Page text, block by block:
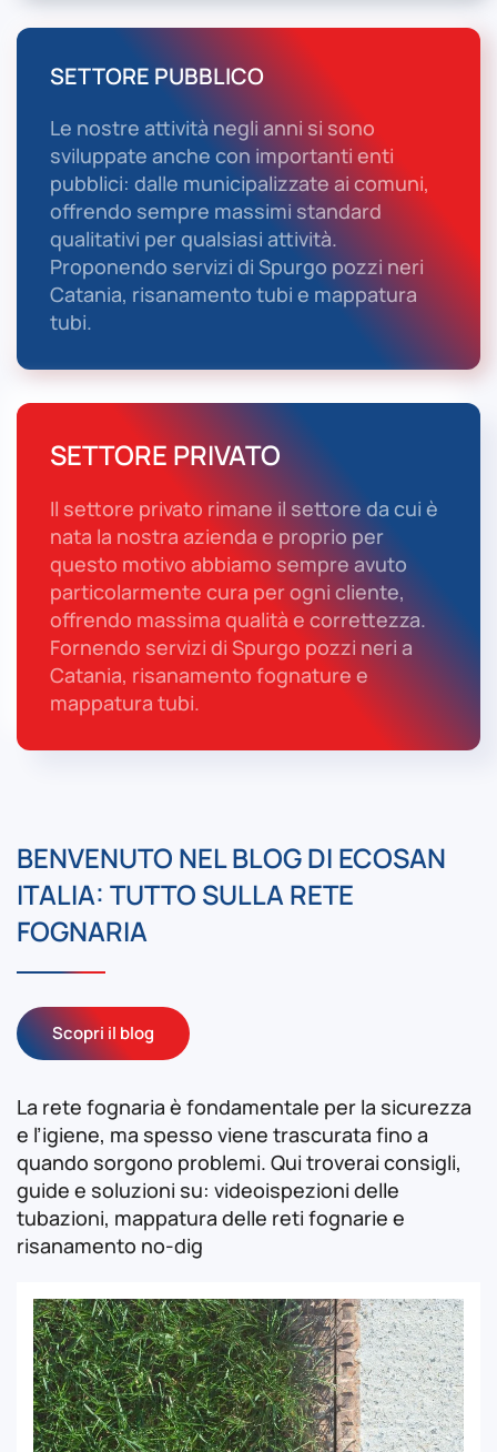
SETTORE PUBBLICO
Le nostre attività negli anni si sono
sviluppate anche con importanti enti
pubblici: dalle municipalizzate ai comuni,
offrendo sempre massimi standard
qualitativi per qualsiasi attività.
Proponendo servizi di Spurgo pozzi neri
Catania, risanamento tubi e mappatura
tubi.
SETTORE PRIVATO
Il settore privato rimane il settore da cui è
nata la nostra azienda e proprio per
questo motivo abbiamo sempre avuto
particolarmente cura per ogni cliente,
offrendo massima qualità e correttezza.
Fornendo servizi di Spurgo pozzi neri a
Catania, risanamento fognature e
mappatura tubi.
BENVENUTO NEL BLOG DI ECOSAN
ITALIA: TUTTO SULLA RETE
FOGNARIA
Scopri il blog
La rete fognaria è fondamentale per la sicurezza
e l’igiene, ma spesso viene trascurata fino a
quando sorgono problemi. Qui troverai consigli,
guide e soluzioni su: videoispezioni delle
tubazioni, mappatura delle reti fognarie e
risanamento no-dig